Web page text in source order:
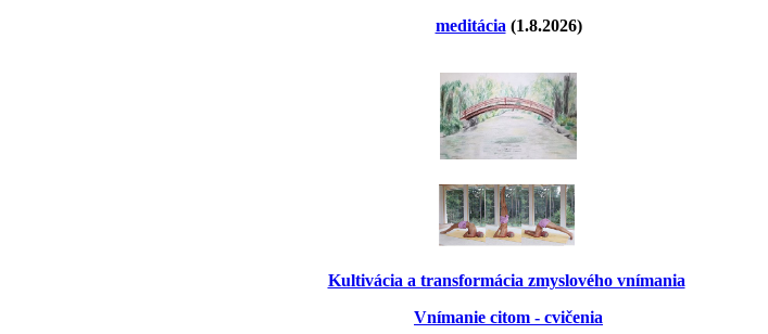
meditácia(1.8.2026)
Kultivácia a transformácia zmyslového vnímania
Vnímanie citom - cvičenia